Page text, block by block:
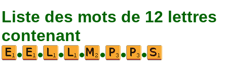
Liste des mots de 12 lettres
contenant
•
• • • • • •